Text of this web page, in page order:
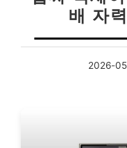
배 자
2026-